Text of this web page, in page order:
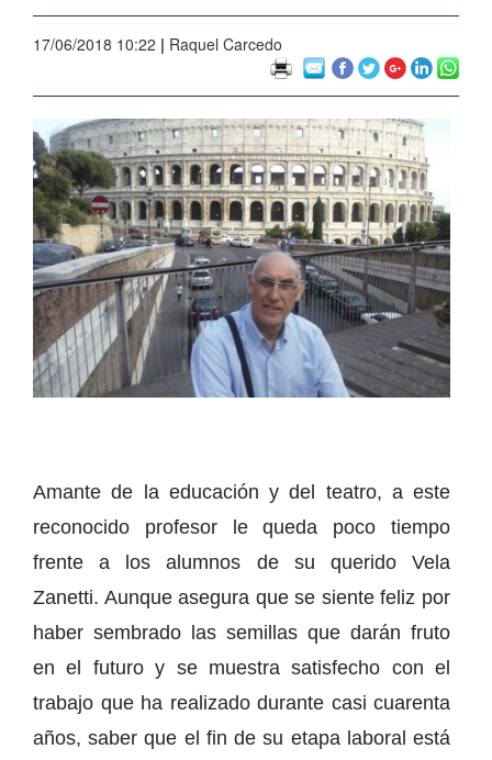
17/06/2018 10:22 | Raquel Carcedo
Amante de la educación y del teatro, a este
reconocido profesor le queda poco tiempo
frente a los alumnos de su querido Vela
Zanetti. Aunque asegura que se siente feliz por
haber sembrado las semillas que darán fruto
en el futuro y se muestra satisfecho con el
trabajo que ha realizado durante casi cuarenta
años, saber que el fin de su etapa laboral está